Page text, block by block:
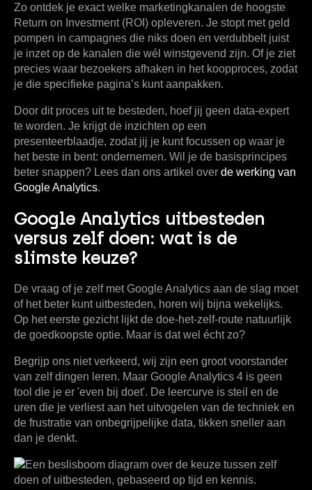
Zo ontdek je exact welke marketingkanalen de hoogste
Return on Investment (ROI) opleveren. Je stopt met geld
pompen in campagnes die niks doen en verdubbelt juist
je inzet op de kanalen die wél winstgevend zijn. Of je ziet
precies waar bezoekers afhaken in het koopproces, zodat
je die specifieke pagina’s kunt aanpakken.
Door dit proces uit te besteden, hoef jij geen data-expert
te worden. Je krijgt de inzichten op een
presenteerblaadje, zodat jij je kunt focussen op waar je
het beste in bent: ondernemen. Wil je de basisprincipes
beter snappen? Lees dan ons artikel over de werking van
Google Analytics.
Google Analytics uitbesteden
versus zelf doen: wat is de
slimste keuze?
De vraag of je zelf met Google Analytics aan de slag moet
of het beter kunt uitbesteden, horen wij bijna wekelijks.
Op het eerste gezicht lijkt de doe-het-zelf-route natuurlijk
de goedkoopste optie. Maar is dat wel écht zo?
Begrijp ons niet verkeerd, wij zijn een groot voorstander
van zelf dingen leren. Maar Google Analytics 4 is geen
tool die je er 'even bij doet'. De leercurve is steil en de
uren die je verliest aan het uitvogelen van de techniek en
de frustratie van onbegrijpelijke data, tikken sneller aan
dan je denkt.